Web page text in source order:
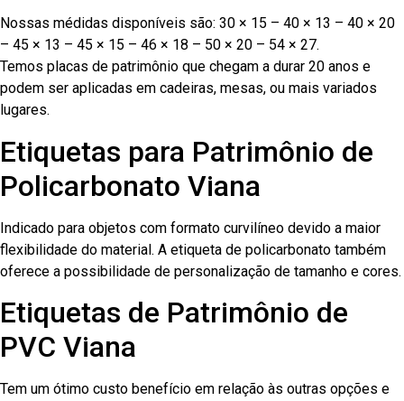
Nossas médidas disponíveis são: 30 × 15 – 40 × 13 – 40 × 20
– 45 × 13 – 45 × 15 – 46 × 18 – 50 × 20 – 54 × 27.
Temos placas de patrimônio que chegam a durar 20 anos e
podem ser aplicadas em cadeiras, mesas, ou mais variados
lugares.
Etiquetas para Patrimônio de
Policarbonato Viana
Indicado para objetos com formato curvilíneo devido a maior
flexibilidade do material. A etiqueta de policarbonato também
oferece a possibilidade de personalização de tamanho e cores.
Etiquetas de Patrimônio de
PVC Viana
Tem um ótimo custo benefício em relação às outras opções e